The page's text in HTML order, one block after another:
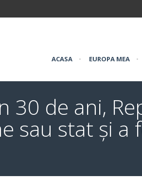
ACASA • EUROPA MEA •
30 de ani,
sau stat și a